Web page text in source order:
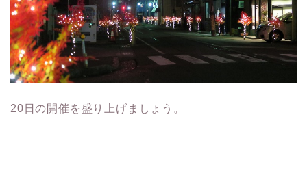
20日の開催を盛り上げましょう。